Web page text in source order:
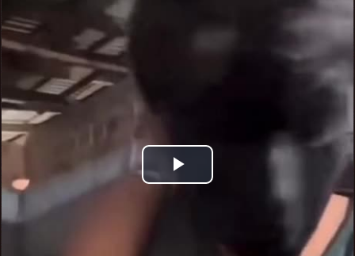
Play